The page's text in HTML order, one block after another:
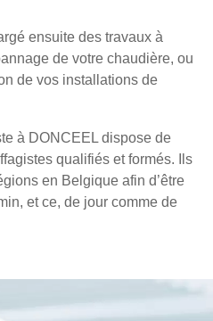
ensuite des travaux à
de votre chaudière, ou
de vos installations de
à DONCEEL dispose de
qualifiés et formés. Ils
en Belgique afin d’être
et ce, de jour comme de